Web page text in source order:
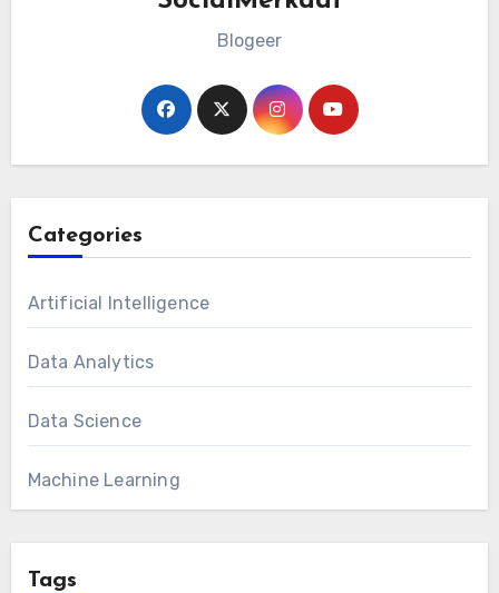
Blogeer
Categories
Artificial Intelligence
Data Analytics
Data Science
Machine Learning
Tags